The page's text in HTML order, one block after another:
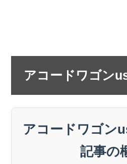
アコードワゴン
アコードワゴン
記事の